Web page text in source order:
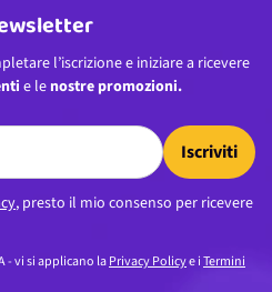
l’iscrizione e iniziare a ricevere
e le nostre promozioni.
Iscriviti
, presto il mio consenso per ricevere
- vi si applicano laPrivacy Policye iTermini